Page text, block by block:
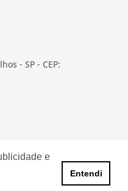
e
Entendi
- SP - CEP: